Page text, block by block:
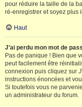
pour réduire la taille de la
ré-enregistrer et soyez plus
Haut
J’ai perdu mon mot de
Pas de panique ! Bien que
peut facilement être
connexion puis cliquez sur
instructions énoncées et
Si toutefois vous ne
un administrateur du forum.